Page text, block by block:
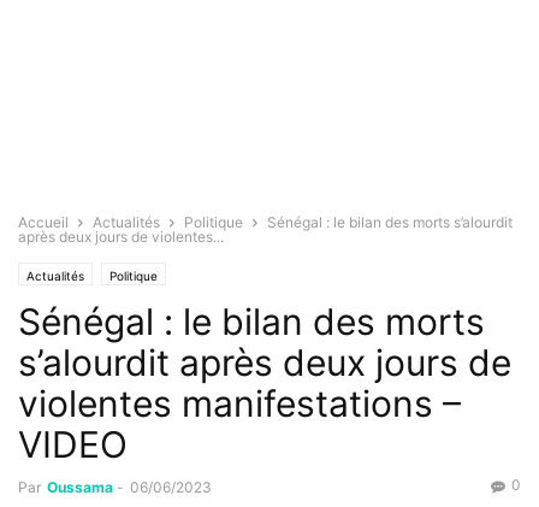
Accueil Actualités Politique
Sénégal : le bilan des morts s’alourdit
après deux jours de violentes...
Actualités Politique
Sénégal : le bilan des morts
s’alourdit après deux jours de
violentes manifestations –
VIDEO
Par Oussama - 06/06/2023 0